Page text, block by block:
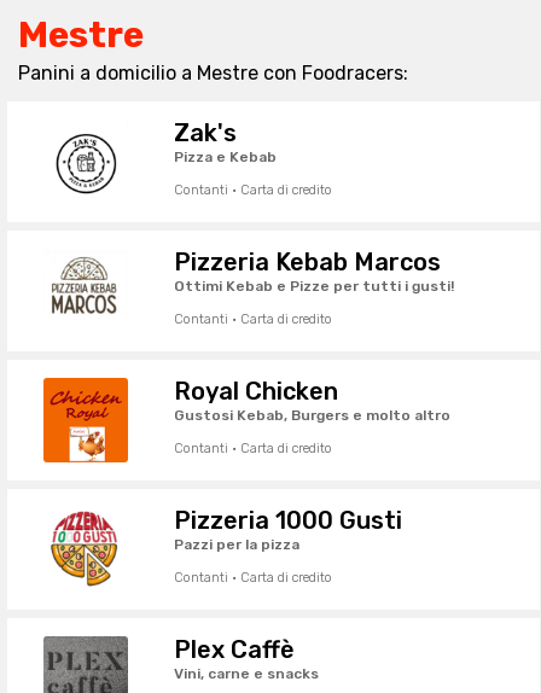
Mestre
Panini a domicilio a Mestre con Foodracers:
Zak's
Pizza e Kebab
Contanti · Carta di credito
Pizzeria Kebab Marcos
Ottimi Kebab e Pizze per tutti i gusti!
Contanti · Carta di credito
Royal Chicken
Gustosi Kebab, Burgers e molto altro
Contanti · Carta di credito
Pizzeria 1000 Gusti
Pazzi per la pizza
Contanti · Carta di credito
Plex Caffè
Vini, carne e snacks